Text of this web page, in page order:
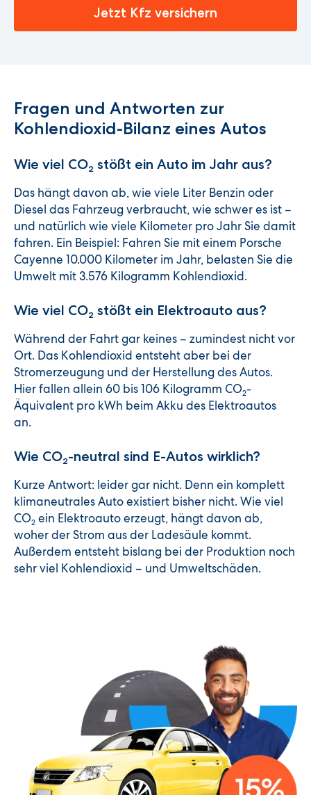
Jetzt Kfz versichern
Fragen und Antworten zur
Kohlendioxid-Bilanz eines Autos
Wie viel CO2 stößt ein Auto im Jahr aus?
Das hängt davon ab, wie viele Liter Benzin oder
Diesel das Fahrzeug verbraucht, wie schwer es ist –
und natürlich wie viele Kilometer pro Jahr Sie damit
fahren. Ein Beispiel: Fahren Sie mit einem Porsche
Cayenne 10.000 Kilometer im Jahr, belasten Sie die
Umwelt mit 3.576 Kilogramm Kohlendioxid.
Wie viel CO2 stößt ein Elektroauto aus?
Während der Fahrt gar keines – zumindest nicht vor
Ort. Das Kohlendioxid entsteht aber bei der
Stromerzeugung und der Herstellung des Autos.
Hier fallen allein 60 bis 106 Kilogramm CO2-
Äquivalent pro kWh beim Akku des Elektroautos
an.
Wie CO2-neutral sind E-Autos wirklich?
Kurze Antwort: leider gar nicht. Denn ein komplett
klimaneutrales Auto existiert bisher nicht. Wie viel
CO2 ein Elektroauto erzeugt, hängt davon ab,
woher der Strom aus der Ladesäule kommt.
Außerdem entsteht bislang bei der Produktion noch
sehr viel Kohlendioxid – und Umweltschäden.